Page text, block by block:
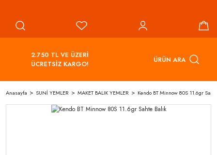
2.750 TL VE ÜZERİ
ÜCRETSİZ KARGO!
ÜRÜN ARA
Anasayfa SUNİ YEMLER MAKET BALIK YEMLER Kendo BT Minnow 80S 11.6gr